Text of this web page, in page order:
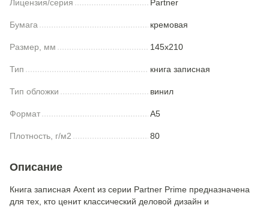
Лицензия/серия Partner
Бумага кремовая
Размер, мм 145x210
Тип книга записная
Тип обложки винил
Формат A5
Плотность, г/м2 80
Описание
Книга записная Axent из серии Partner Prime предназначена
для тех, кто ценит классический деловой дизайн и